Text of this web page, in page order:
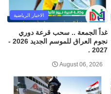
الاخبار الرياضية
غداً الجمعة .. سحب قرعة دوري
نجوم العراق للموسم الجديد 2026 -
2027 .
August 06, 2026